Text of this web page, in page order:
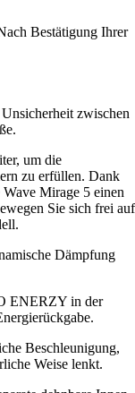
Bestätigung Ihrer
zwischen
um die
zu erfüllen. Dank
Mirage 5 einen
Sie sich frei auf
Dämpfung
ENERZY in der
Beschleunigung,
Weise lenkt.